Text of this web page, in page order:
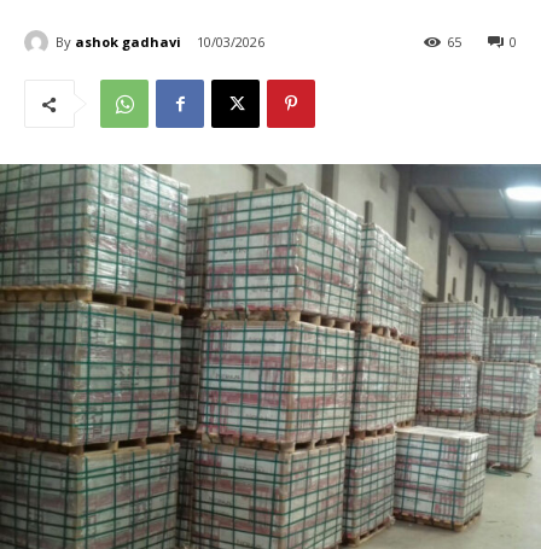
By ashok gadhavi 10/03/2026 0
65